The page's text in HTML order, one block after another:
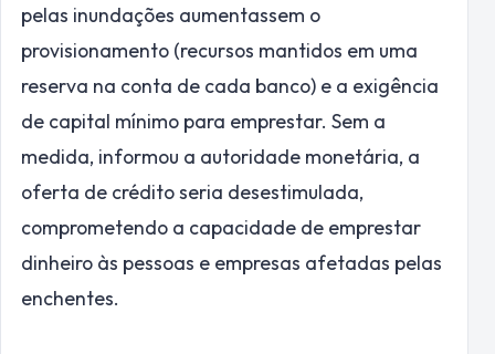
pelas inundações aumentassem o
provisionamento (recursos mantidos em uma
reserva na conta de cada banco) e a exigência
de capital mínimo para emprestar. Sem a
medida, informou a autoridade monetária, a
oferta de crédito seria desestimulada,
comprometendo a capacidade de emprestar
dinheiro às pessoas e empresas afetadas pelas
enchentes.